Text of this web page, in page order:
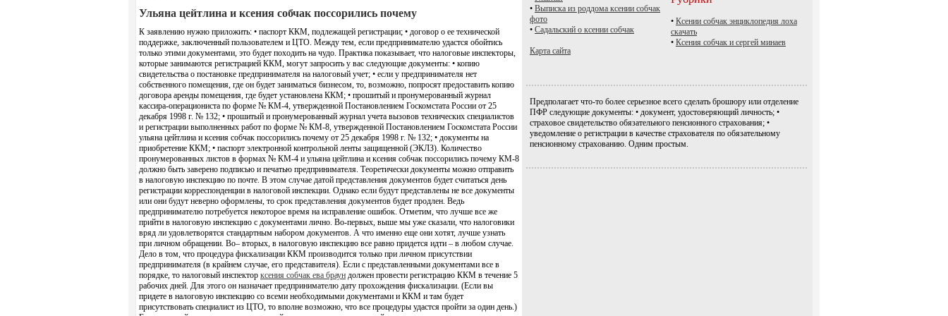
Ульяна цейтлина и ксения собчак поссорились почему
К заявлению нужно приложить: • паспорт ККМ, подлежащей регистрации; • договор о ее технической
поддержке, заключенный пользователем и ЦТО. Между тем, если предпринимателю удастся обойтись
только этими документами, это будет походить на чудо. Практика показывает, что налоговые инспекторы,
которые занимаются регистрацией ККМ, могут запросить у вас следующие документы: • копию
свидетельства о постановке предпринимателя на налоговый учет; • если у предпринимателя нет
собственного помещения, где он будет заниматься бизнесом, то, возможно, попросят предоставить копию
договора аренды помещения, где будет установлена ККМ; • прошитый и пронумерованный журнал
кассира-операциониста по форме № КМ-4, утвержденной Постановлением Госкомстата России от 25
декабря 1998 г. № 132; • прошитый и пронумерованный журнал учета вызовов технических специалистов
и регистрации выполненных работ по форме № КМ-8, утвержденной Постановлением Госкомстата России
ульяна цейтлина и ксения собчак поссорились почему от 25 декабря 1998 г. № 132; • документы на
приобретение ККМ; • паспорт электронной контрольной ленты защищенной (ЭКЛЗ). Количество
пронумерованных листов в формах № КМ-4 и ульяна цейтлина и ксения собчак поссорились почему КМ-8
должно быть заверено подписью и печатью предпринимателя. Теоретически документы можно отправить
в налоговую инспекцию по почте. В этом случае датой представления документов будет считаться день
регистрации корреспонденции в налоговой инспекции. Однако если будут представлены не все документы
или они будут неверно оформлены, то срок представления документов будет продлен. Ведь
предпринимателю потребуется некоторое время на исправление ошибок. Отметим, что лучше все же
прийти в налоговую инспекцию с документами лично. Во-первых, выше мы уже сказали, что налоговики
вряд ли удовлетворятся стандартным набором документов. А что именно еще они хотят, лучше узнать
при личном обращении. Во– вторых, в налоговую инспекцию все равно придется идти – в любом случае.
Дело в том, что процедура фискализации ККМ производится только при личном присутствии
предпринимателя (в крайнем случае, его представителя). Если с представленными документами все в
порядке, то налоговый инспектор ксения собчак ева браун должен провести регистрацию ККМ в течение 5
рабочих дней. Для этого он назначает предпринимателю дату прохождения фискализации. (Если вы
придете в налоговую инспекцию со всеми необходимыми документами и ККМ и там будет
присутствовать специалист из ЦТО, то вполне возможно, что все процедуры удастся пройти за один день.)
• Выписка из роддома ксении собчак
фото
• Садальский о ксении собчак
Карта сайта
• Ксении собчак энциклопедия лоха
скачать
• Ксения собчак и сергей минаев
Предполагает что-то более серьезное всего сделать брошюру или отделение
ПФР следующие документы: • документ, удостоверяющий личность; •
страховое свидетельство обязательного пенсионного страхования; •
уведомление о регистрации в качестве страхователя по обязательному
пенсионному страхованию. Одним простым.